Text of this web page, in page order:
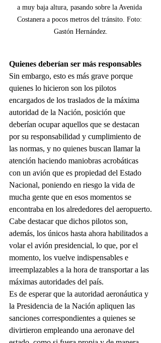
a muy baja altura, pasando sobre la Avenida
Costanera a pocos metros del tránsito. Foto:
Gastón Hernández.
Quienes deberían ser más responsables
Sin embargo, esto es más grave porque
quienes lo hicieron son los pilotos
encargados de los traslados de la máxima
autoridad de la Nación, posición que
deberían ocupar aquellos que se destacan
por su responsabilidad y cumplimiento de
las normas, y no quienes buscan llamar la
atención haciendo maniobras acrobáticas
con un avión que es propiedad del Estado
Nacional, poniendo en riesgo la vida de
mucha gente que en esos momentos se
encontraba en los alrededores del aeropuerto.
Cabe destacar que dichos pilotos son,
además, los únicos hasta ahora habilitados a
volar el avión presidencial, lo que, por el
momento, los vuelve indispensables e
irreemplazables a la hora de transportar a las
máximas autoridades del país.
Es de esperar que la autoridad aeronáutica y
la Presidencia de la Nación apliquen las
sanciones correspondientes a quienes se
divirtieron empleando una aeronave del